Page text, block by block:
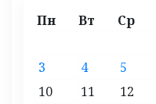
Пн Вт Ср
3
4 5
10
11 12